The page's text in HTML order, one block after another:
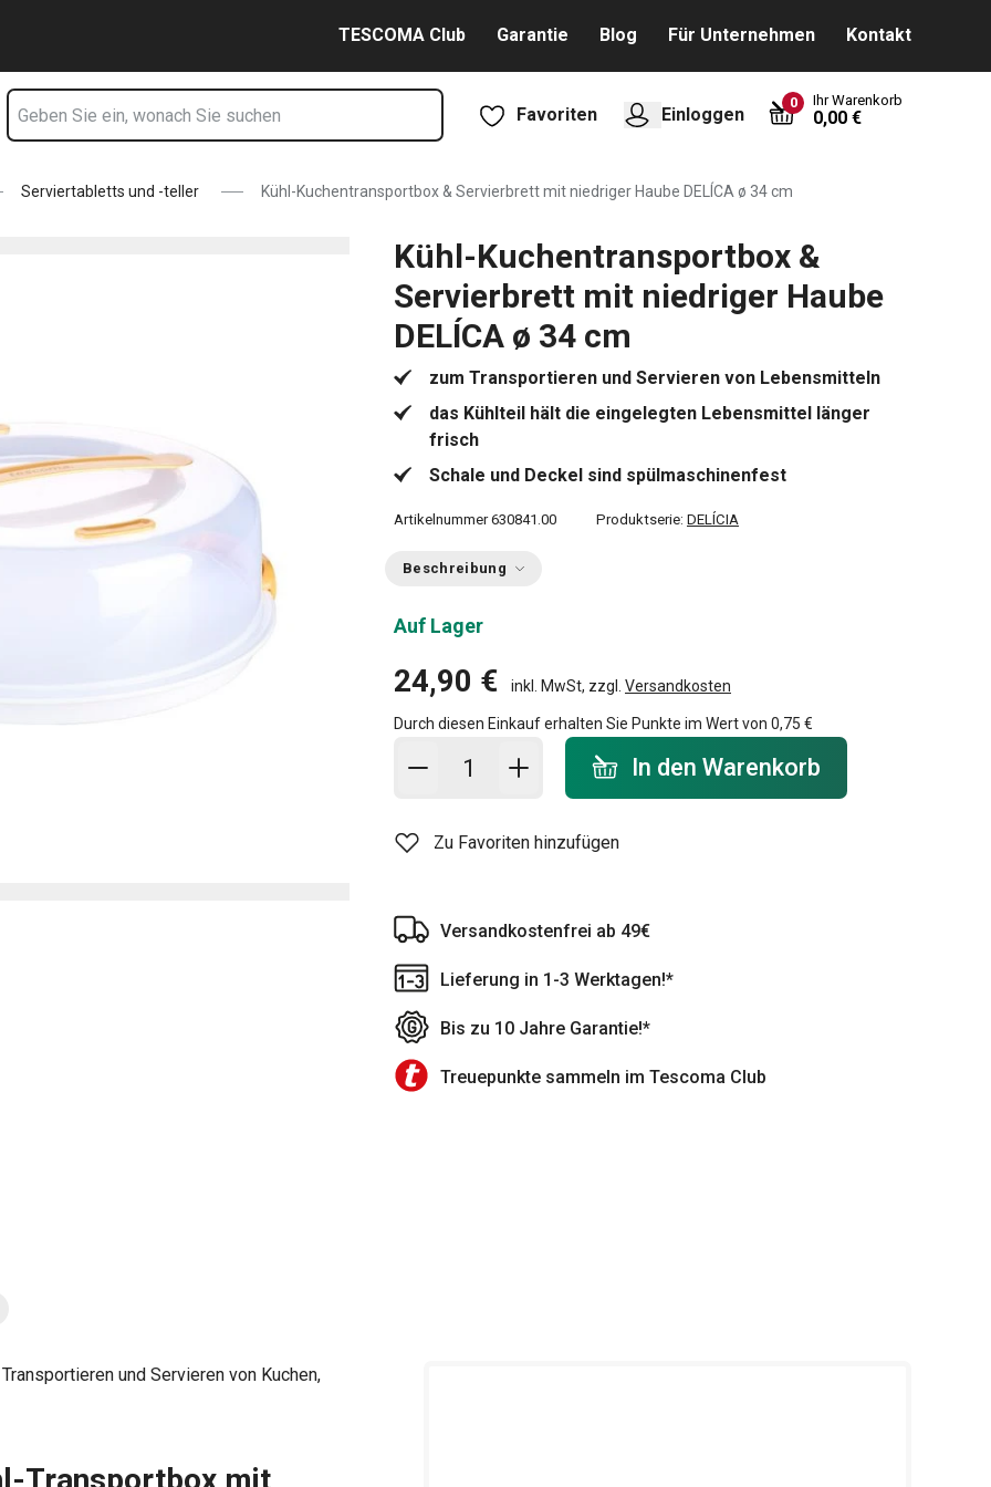
TESCOMA Club Garantie Blog Für Unternehmen Kontakt
Favoriten Einloggen
0 Ihr Warenkorb
0,00 €
Serviertabletts und -teller Kühl-Kuchentransportbox & Servierbrett mit niedriger Haube DELÍCA ø 34 cm
Kühl-Kuchentransportbox &
Servierbrett mit niedriger Haube
DELÍCA ø 34 cm
zum Transportieren und Servieren von Lebensmitteln
das Kühlteil hält die eingelegten Lebensmittel länger
frisch
Schale und Deckel sind spülmaschinenfest
Artikelnummer 630841.00 Produktserie: DELÍCIA
Beschreibung
Auf Lager
24,90 € inkl. MwSt, zzgl. Versandkosten
Durch diesen Einkauf erhalten Sie Punkte im Wert von 0,75 €
In den Warenkorb - Menge
In den Warenkorb
Zu Favoriten hinzufügen
Versandkostenfrei ab 49€
Lieferung in 1-3 Werktagen!*
Bis zu 10 Jahre Garantie!*
Treuepunkte sammeln im Tescoma Club
und Servieren von Kuchen,